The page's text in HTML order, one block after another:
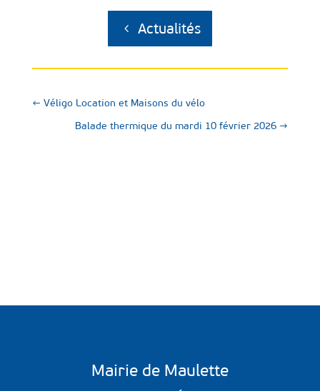
Actualités
← Véligo Location et Maisons du vélo
Balade thermique du mardi 10 février 2026 →
Mairie de Maulette